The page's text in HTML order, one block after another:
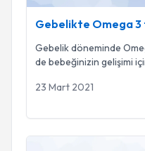
Gebelikte Omega
Gebelik döneminde
de bebeğinizin gelişimi
23 Mart 2021